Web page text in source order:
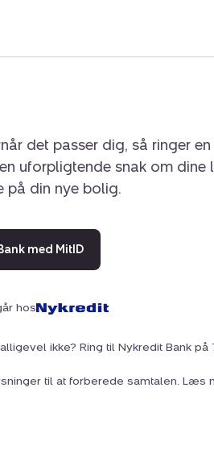
det passer dig, så ringer
uforpligtende snak om dine
på din nye bolig.
med MitID
hos
ikke? Ring til Nykredit Bank på
til at forberede samtalen. Læs